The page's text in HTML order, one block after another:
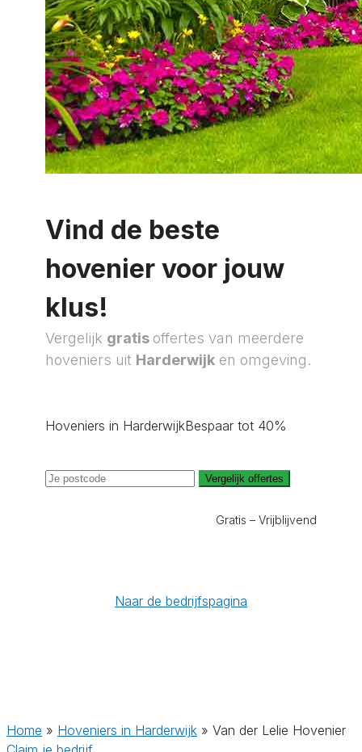
Vind de beste
hovenier voor jouw
klus!
Vergelijk gratis offertes van meerdere
hoveniers uit Harderwijk en omgeving.
Hoveniers in HarderwijkBespaar tot 40%
Vergelijk offertes
Gratis – Vrijblijvend
Naar de bedrijfspagina
Home » Hoveniers in Harderwijk » Van der Lelie Hovenier